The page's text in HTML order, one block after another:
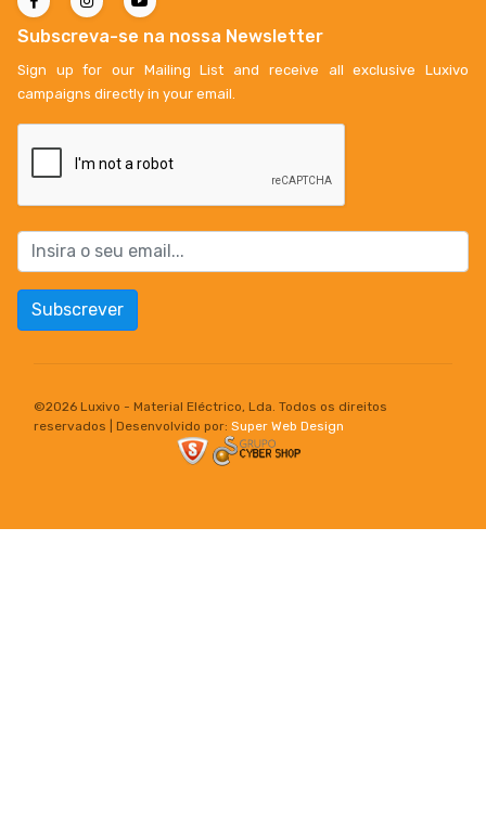
Subscreva-se na nossa Newsletter
Sign up for our Mailing List and receive all exclusive Luxivo
campaigns directly in your email.
Subscrever
©2026 Luxivo - Material Eléctrico, Lda. Todos os direitos
reservados | Desenvolvido por: Super Web Design